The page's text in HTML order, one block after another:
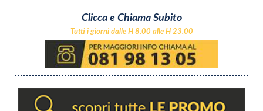
Clicca e Chiama Subito
Tutti i giorni dalle H 8.00 alle H 23.00